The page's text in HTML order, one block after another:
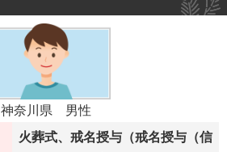
神奈川県 男性
火葬式、戒名授与（戒名授与（信